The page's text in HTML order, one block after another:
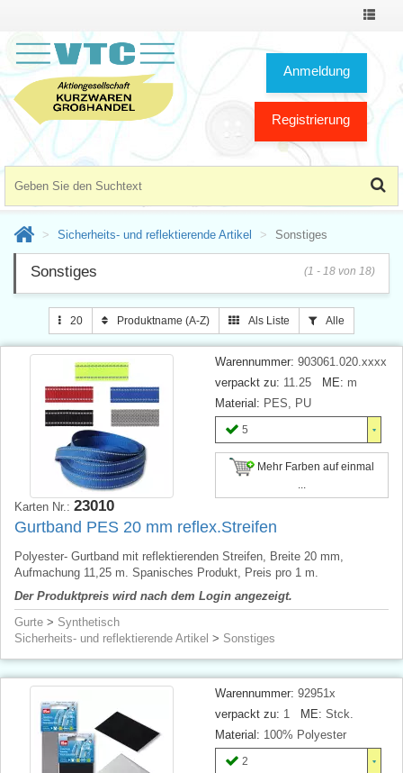
Toggle
Anmeldung
Registrierung
Sicherheits- und reflektierende Artikel Sonstiges
Sonstiges (1 - 18 von 18)
20 Produktname (A-Z) Als Liste Alle
Warennummer: 903061.020.xxxx
verpackt zu: 11.25 ME: m
Material: PES, PU
5
Mehr Farben auf einmal
Karten Nr.: 23010
Gurtband PES 20 mm reflex.Streifen
Polyester- Gurtband mit reflektierenden Streifen, Breite 20 mm,
Aufmachung 11,25 m. Spanisches Produkt, Preis pro 1 m.
Der Produktpreis wird nach dem Login angezeigt.
Gurte > Synthetisch
Sicherheits- und reflektierende Artikel > Sonstiges
Warennummer: 92951x
verpackt zu: 1 ME: Stck.
Material: 100% Polyester
2